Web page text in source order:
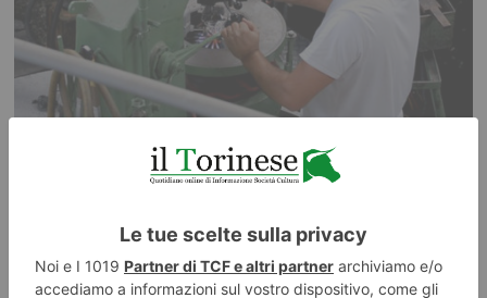
Artigianato piemontese, segnali di ripresa nel terzo trimestre
Piccoli segnali di miglioramento per l’artigianato piemontese, anche se il
quadro economico continua a essere caratterizzato